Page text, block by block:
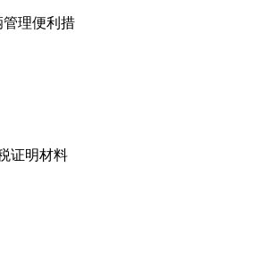
管理便利措
证明材料